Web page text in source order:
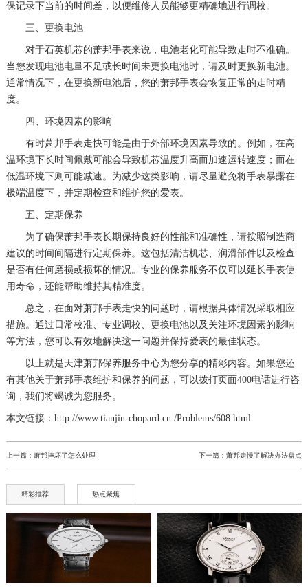
保记录下当前的时间差，以便维修人员能够更精确地进行调校。
三、更换电池
对于石英机芯的萧邦手表来说，电池老化可能导致走时不准确。
当您发现电池电量不足或长时间未更换电池时，请及时更换新电池。
通常情况下，在更换新电池后，您的萧邦手表会恢复正常的走时精
度。
四、环境因素的影响
有时萧邦手表走快可能是由于外部环境因素导致的。例如，在高
温环境下长时间佩戴可能会导致机芯温度升高而加速运转速度；而在
低温环境下则可能减速。为减少这类影响，请尽量避免将手表暴露在
极端温度下，并定期检查和维护您的爱表。
五、定期保养
为了确保萧邦手表长期保持良好的性能和准确性，请按照制造商
建议的时间间隔进行定期保养。这包括清洁机芯、润滑部件以及检查
是否有任何磨损或损坏的情况。专业的保养服务不仅可以延长手表使
用寿命，还能帮助维持其精准度。
总之，在面对萧邦手表走快的问题时，请根据具体情况采取相应
措施。通过日常校准、专业调校、更换电池以及关注环境因素的影响
等方法，您可以有效地解决这一问题并保持爱表的最佳状态。
以上就是天津萧邦保养服务中心为您分享的精彩内容。如果您还
有其他关于萧邦手表维护和保养的问题，可以拨打页面400电话进行咨
询，我们将竭诚为您服务。
本文链接：http://www.tianjin-chopard.cn /Problems/608.html
上一篇： 萧邦摔坏了怎么处理 下一篇：萧邦走慢了解决办法盘点
精彩推荐 热点聚焦